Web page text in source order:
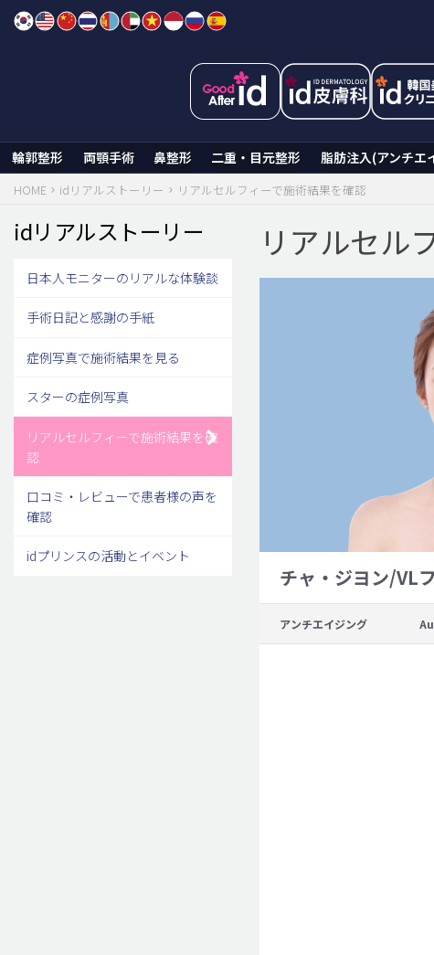
Skip
輪郭整形 両顎手術 鼻整形 二重・目元整形 脂肪注入(アンチエ
HOME idリアルストーリー リアルセルフィーで施術結果を確認
リアルセル
チャ・ジヨン/VL
アンチエイジング
idリアルストーリー
日本人モニターのリアルな体験談
手術日記と感謝の手紙
症例写真で施術結果を見る
スターの症例写真
リアルセルフィーで施術結果を確
認
口コミ・レビューで患者様の声を
確認
idプリンスの活動とイベント